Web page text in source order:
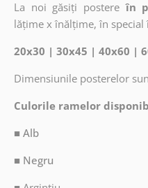
La noi găsiți postere în
lățime x înălțime, în
20x30 | 30x45 | 40x60 |
Dimensiunile posterelor
Culorile ramelor
■ Alb
■ Negru